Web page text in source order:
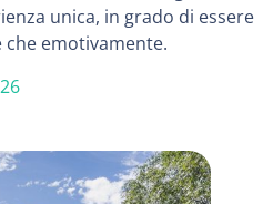
unica, in grado di essere
emotivamente.